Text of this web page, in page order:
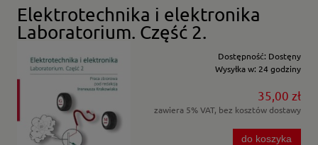
Elektrotechnika i elektronika
Laboratorium. Część 2.
Dostępność: Dostęny
Wysyłka w: 24 godziny
35,00 zł
zawiera 5% VAT, bez kosztów dostawy
do koszyka